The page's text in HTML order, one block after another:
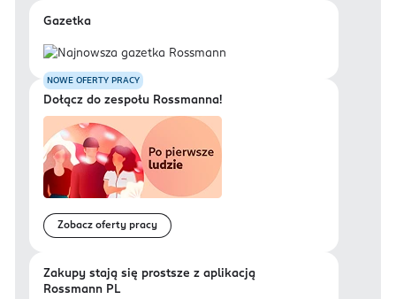
Gazetka
NOWE OFERTY PRACY
Dołącz do zespołu Rossmanna!
Zobacz oferty pracy
Zakupy stają się prostsze z aplikacją
Rossmann PL